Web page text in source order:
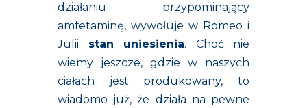
działaniu przypominający
amfetaminę, wywołuje w Romeo i
Julii stan uniesienia. Choć nie
wiemy jeszcze, gdzie w naszych
ciałach jest produkowany, to
wiadomo już, że działa na pewne